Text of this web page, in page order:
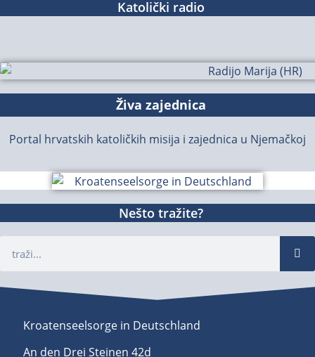
Katolički radio
Živa zajednica
Portal hrvatskih katoličkih misija i zajednica u Njemačkoj
Nešto tražite?
Kroatenseelsorge in Deutschland
An den Drei Steinen 42d